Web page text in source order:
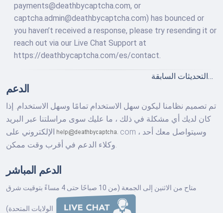
payments@deathbycaptcha.com, or
captcha.admin@deathbycaptcha.com) has bounced or
you haven’t received a response, please try resending it or
reach out via our Live Chat Support at
https://deathbycaptcha.com/es/contact.
التحديثات السابقة…
الدعم
تم تصميم نظامنا ليكون سهل الاستخدام تمامًا وسهل الاستخدام. إذا
كان لديك أي مشكلة في ذلك ، ما عليك سوى مراسلتنا عبر البريد
com ، وسيتواصل معك أحد
وكلاء الدعم في أقرب وقت ممكن.
الدعم المباشر
متاح من الاثنين إلى الجمعة (من 10 صباحًا حتى 4 مساءً بتوقيت شرق
الولايات المتحدة)